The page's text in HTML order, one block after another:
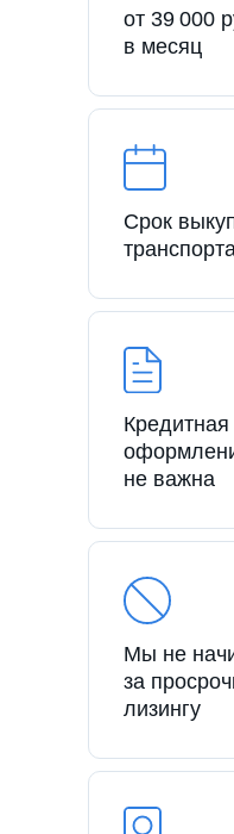
от 39 000
в месяц
Срок
не важна
Мы не
за
лизингу